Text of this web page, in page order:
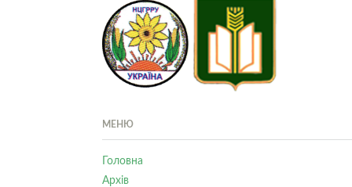
МЕНЮ
Головна
Архів